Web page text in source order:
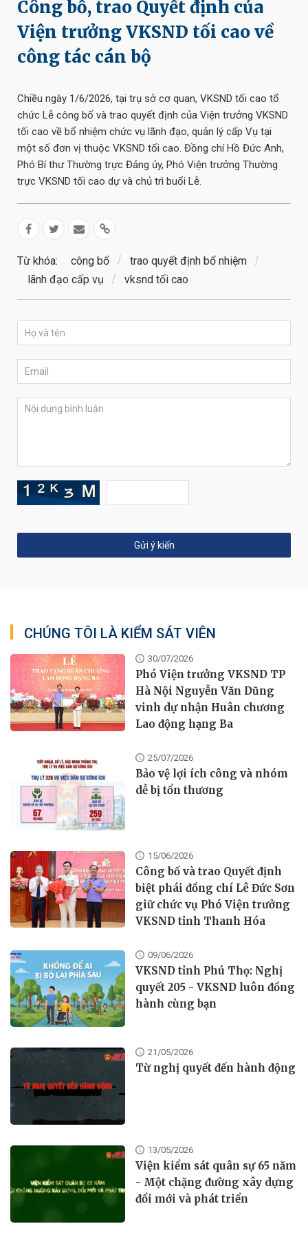
Công bố, trao Quyết định của
Viện trưởng VKSND tối cao về
công tác cán bộ
Chiều ngày 1/6/2026, tại trụ sở cơ quan, VKSND tối cao tổ
chức Lễ công bố và trao quyết định của Viện trưởng VKSND
tối cao về bổ nhiệm chức vụ lãnh đạo, quản lý cấp Vụ tại
một số đơn vị thuộc VKSND tối cao. Đồng chí Hồ Đức Anh,
Phó Bí thư Thường trực Đảng ủy, Phó Viện trưởng Thường
trực VKSND tối cao dự và chủ trì buổi Lễ.
Từ khóa: công bố
trao quyết định bổ nhiệm
lãnh đạo cấp vụ
vksnd tối cao
CHÚNG TÔI LÀ KIỂM SÁT VIÊN
30/07/2026
Phó Viện trưởng VKSND TP
Hà Nội Nguyễn Văn Dũng
vinh dự nhận Huân chương
Lao động hạng Ba
25/07/2026
Bảo vệ lợi ích công và nhóm
dễ bị tổn thương
15/06/2026
Công bố và trao Quyết định
biệt phái đồng chí Lê Đức Sơn
giữ chức vụ Phó Viện trưởng
VKSND tỉnh Thanh Hóa
09/06/2026
VKSND tỉnh Phú Thọ: Nghị
quyết 205 - VKSND luôn đồng
hành cùng bạn
21/05/2026
Từ nghị quyết đến hành động
13/05/2026
Viện kiểm sát quân sự 65 năm
- Một chặng đường xây dựng
đổi mới và phát triển